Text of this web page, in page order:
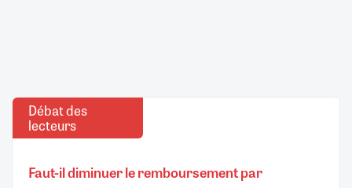
Débat des
lecteurs
Faut-il diminuer le remboursement par